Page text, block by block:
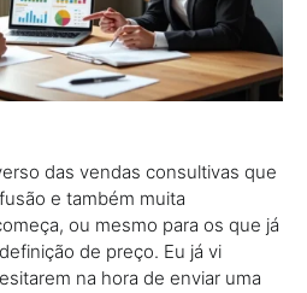
das vendas consultivas que
e também muita
ou mesmo para os que já
de preço. Eu já vi
na hora de enviar uma